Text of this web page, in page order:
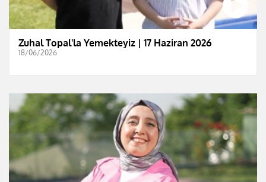
Zuhal Topal'la Yemekteyiz | 17 Haziran 2026
18/06/2026